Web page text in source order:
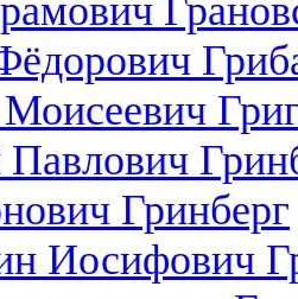
Гринберг
Иосифович